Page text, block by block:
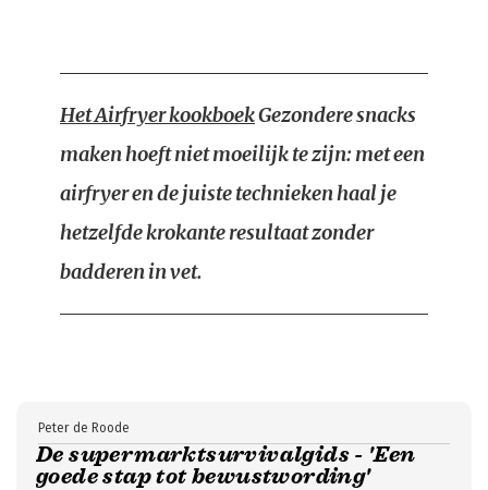
Het Airfryer kookboekGezondere snacks
maken hoeft niet moeilijk te zijn: met een
airfryer en de juiste technieken haal je
hetzelfde krokante resultaat zonder
badderen in vet.
De supermarktsurvivalgids - 'Een
goede stap tot bewustwording'
Peter de Roode